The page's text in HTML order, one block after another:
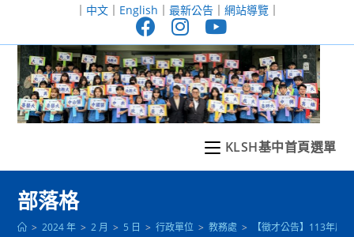
至
｜ 中文｜ English ｜ 最新公告｜ 網站導覽｜
KLSH基中首頁選單
部落格
> 2024 年 > 2 月 > 5 日 > 行政單位 > 教務處 > 【徵才公告】113年度